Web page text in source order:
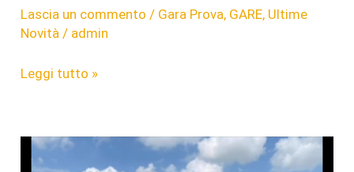
Lascia un commento / Gara Prova, GARE, Ultime
Novità / admin
Gara
–
Leggi tutto »